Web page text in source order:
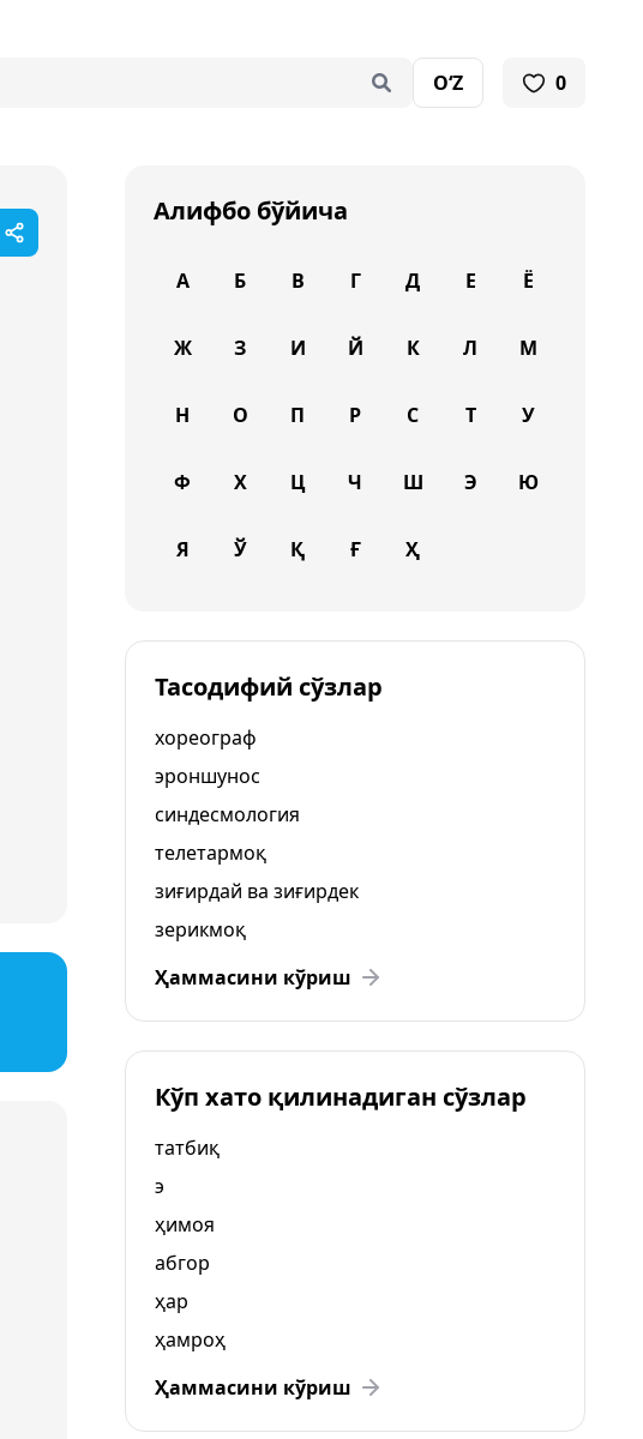
O‘Z 0
Алифбо бўйича
А Б В Г Д Е Ё
Ж З И Й К Л М
Н О П Р С Т У
Ф Х Ц Ч Ш Э Ю
Я Ў Қ Ғ Ҳ
Тасодифий сўзлар
хореограф
эроншунос
синдесмология
телетармоқ
зиғирдай ва зиғирдек
зерикмоқ
Ҳаммасини кўриш
Кўп хато қилинадиган сўзлар
татбиқ
э
ҳимоя
абгор
ҳар
ҳамроҳ
Ҳаммасини кўриш